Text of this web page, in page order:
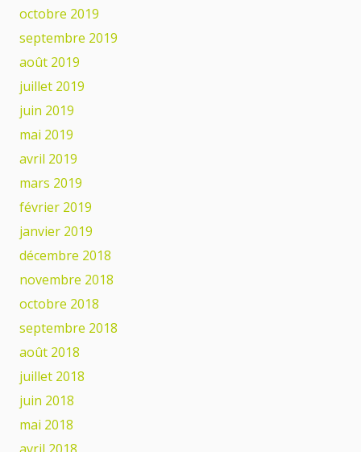
octobre 2019
septembre 2019
août 2019
juillet 2019
juin 2019
mai 2019
avril 2019
mars 2019
février 2019
janvier 2019
décembre 2018
novembre 2018
octobre 2018
septembre 2018
août 2018
juillet 2018
juin 2018
mai 2018